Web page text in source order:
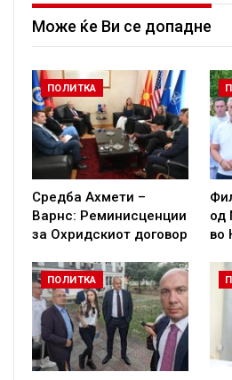
Може ќе Ви се допадне
ПОЛИТКА
Средба Ахмети –
Варнс: Реминисценции
за Охридскиот договор
од
во
ПОЛИТКА